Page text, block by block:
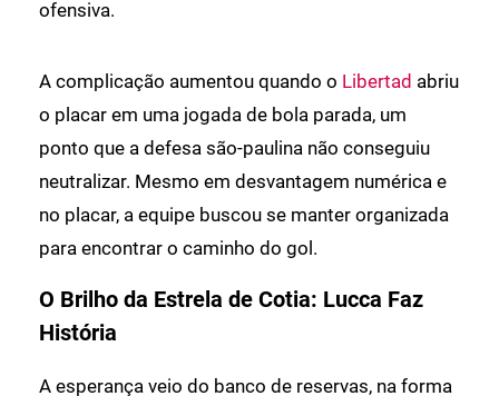
ofensiva.
A complicação aumentou quando o Libertad abriu
o placar em uma jogada de bola parada, um
ponto que a defesa são-paulina não conseguiu
neutralizar. Mesmo em desvantagem numérica e
no placar, a equipe buscou se manter organizada
para encontrar o caminho do gol.
O Brilho da Estrela de Cotia: Lucca Faz
História
A esperança veio do banco de reservas, na forma